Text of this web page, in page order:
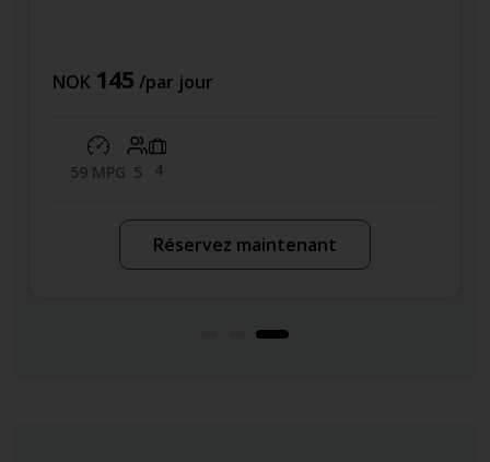
NOK 145 /par jour
59 MPG 5 4
Réservez maintenant